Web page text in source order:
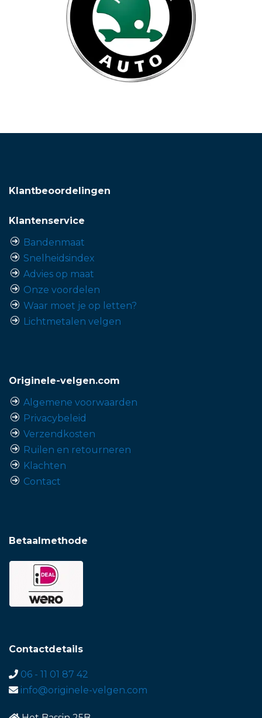
Klantbeoordelingen
Klantenservice
Bandenmaat
Snelheidsindex
Advies op maat
Onze voordelen
Waar moet je op letten?
Lichtmetalen velgen
Originele-velgen.com
Algemene voorwaarden
Privacybeleid
Verzendkosten
Ruilen en retourneren
Klachten
Contact
Betaalmethode
Contactdetails
06 - 11 01 87 42
info@originele-velgen.com